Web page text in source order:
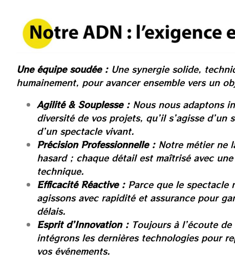
Une équipe soudée :Une synergie solide,
humainement, pour avancer ensemble vers un
Agilité & Souplesse :Nous nous adaptons
diversité de vos projets, qu’il s’agisse d’un
d’un spectacle vivant.
Précision Professionnelle :Notre métier ne
hasard ; chaque détail est maîtrisé avec
technique.
Efficacité Réactive :Parce que le spectacle
agissons avec rapidité et assurance pour
délais.
Esprit d’Innovation :Toujours à l’écoute de
intégrons les dernières technologies pour
vos événements.